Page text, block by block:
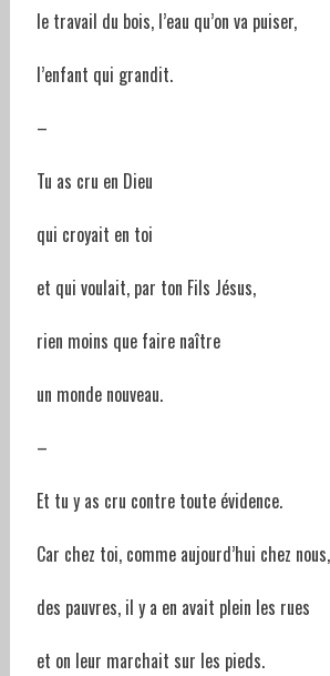
le travail du bois, l’eau qu’on va puiser,
l’enfant qui grandit.
–
Tu as cru en Dieu
qui croyait en toi
et qui voulait, par ton Fils Jésus,
rien moins que faire naître
un monde nouveau.
–
Et tu y as cru contre toute évidence.
Car chez toi, comme aujourd’hui chez nous,
des pauvres, il y a en avait plein les rues
et on leur marchait sur les pieds.